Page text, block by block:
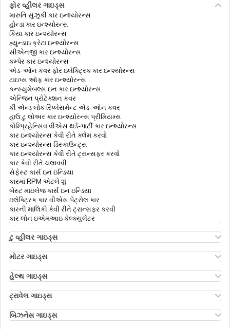
ભારતીય પાસપોર્ટ માટે જરુરી દસ્તાવેજો
પાસપોર્ટ માટે પોલીસ મંજૂરી પત્ર
ડુપ્લિકેટ પાસપોર્ટ કેવી રીતે મેળવવો
પાસપોર્ટ માટે આરટીઆઈ અરજી કઈ રીતે કરવી
પાસપોર્ટને રસી પ્રમાણપત્ર સાથે કેવી રીતે લિંક
કરવો
તત્કાલ પાસપોર્ટ
પાસપોર્ટમાં સરનામું અને નામ કેવી રીતે બદલવું
ફોર વ્હીલર ગાઇડ્સ
મારુતિ સુઝુકી કાર ઇન્શ્યોરન્સ
હોન્ડા કાર ઇન્શ્યોરન્સ
કિયા કાર ઇન્શ્યોરન્સ
હ્યુન્ડાઇ ક્રેટા ઇન્શ્યોરન્સ
સીએનજી કાર ઇન્શ્યોરન્સ
કમ્પેર કાર ઇન્શ્યોરન્સ
એડ-ઓન કવર ફોર ઇલેક્ટ્રિક કાર ઇન્શ્યોરન્સ
ટાઇપ્સ ઑફ કાર ઇન્શ્યોરન્સ
કન્સ્યુમેબલ્સ ઇન કાર ઇન્શ્યોરન્સ
એન્જિન પ્રોટેક્શન કવર
કી એન્ડ લોક રિપ્લેસમેન્ટ એડ-ઓન કવર
હાઉ ટુ લોઅર કાર ઇન્શ્યોરન્સ પ્રીમિયમ્સ
કોમ્પ્રિહેન્સિવ વીએસ થર્ડ-પાર્ટી કાર ઇન્શ્યોરન્સ
કાર ઇન્શ્યોરન્સ કેવી રીતે ક્લેમ કરવો
કાર ઇન્શ્યોરન્સ ડિસ્કાઉન્ટ્સ
કાર ઇન્શ્યોરન્સ કેવી રીતે ટ્રાન્સફર કરવો
કાર કેવી રીતે ચલાવવી
સેફેસ્ટ કાર્સ ઇન ઇન્ડિયા
કારમાં RPM એટલે શું
બેસ્ટ માઇલેજ કાર્સ ઇન ઇન્ડિયા
ઇલેક્ટ્રિક કાર વીએસ પેટ્રોલ કાર
કારની માલિકી કેવી રીતે ટ્રાન્સફર કરવી
કાર લોન ઇએમઆઇ કેલ્ક્યુલેટર
ટુ વ્હીલર ગાઇડ્સ
એથર એનર્જી બાઇક ઇન્શ્યોરન્સ
હીરો એચએફ ડિલક્સ ઇન્શ્યોરન્સ
રોયલ એનફિલ્ડ ક્લાસિક ઇન્શ્યોરન્સ
હોન્ડા બાઇક ઇન્શ્યોરન્સ
બાઇક ઇન્શ્યોરન્સ રિન્યુઅલ
બાઇક ઇન્શ્યોરન્સ ફોર થ્રી યર્સ
કોમ્પ્રિહેન્સિવ એન્ડ થર્ડ-પાર્ટી બાઇક ઇન્શ્યોરન્સ
મોટર ગાઇડ્સ
ટાઇપ્સ ઑફ મોટર ઇન્શ્યોરન્સ
રોડસાઇડ અસિસ્ટન્સ કવર
પી.એ. કવર ઇન મોટર ઇન્શ્યોરન્સ
થર્ડ પાર્ટી ઇન્શ્યોરન્સ કેવી રીતે ક્લેમ કરવો
ઇન્ડિયન મોટર વ્હીકલ એક્ટ 1988
હેલ્થ ગાઇડ્સ
હેલ્થ ઇન્શ્યોરન્સ ફોર એનઆરઆઈ પેરેન્ટ્સ
ઇન્ડિવિજુઅલ હેલ્થ ઇન્શ્યોરન્સ
ડાયાબિટીસ હેલ્થ ઇન્શ્યોરન્સ
ટ્રાવેલ ગાઇડ્સ
ટ્રાવેલ ઇન્શ્યોરન્સ ફોર સિનિયર સિટિઝન્સ
બિઝનેસ ગાઇડ્સ